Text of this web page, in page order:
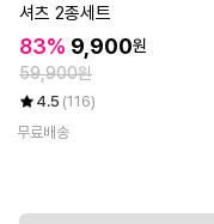
셔츠 2종세트
83% 9,900원
59,900원
4.5 (116)
무료배송